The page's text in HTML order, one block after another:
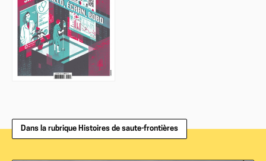
Dans la rubrique Histoires de saute-frontières